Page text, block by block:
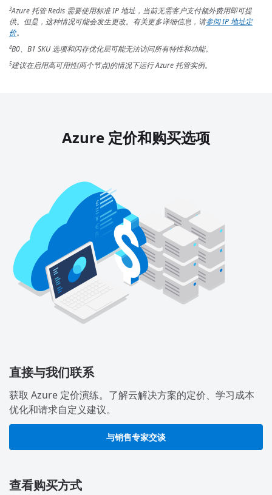
3Azure 托管 Redis 需要使用标准 IP 地址，当前无需客户支付额外费用即可提
供。但是，这种情况可能会发生更改。有关更多详细信息，请参阅 IP 地址定
价。
4B0、B1 SKU 选项和闪存优化层可能无法访问所有特性和功能。
5建议在启用高可用性(两个节点)的情况下运行 Azure 托管实例。
Azure 定价和购买选项
直接与我们联系
获取 Azure 定价演练。了解云解决方案的定价、学习成本
优化和请求自定义建议。
与销售专家交谈
查看购买方式